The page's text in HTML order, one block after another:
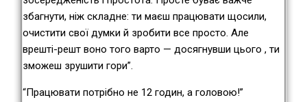
збагнути, ніж складне: ти маєш працювати щосили,
очистити свої думки й зробити все просто. Але
врешті-решт воно того варто — досягнувши цього , ти
зможеш зрушити гори”.
“Працювати потрібно не 12 годин, а головою!”